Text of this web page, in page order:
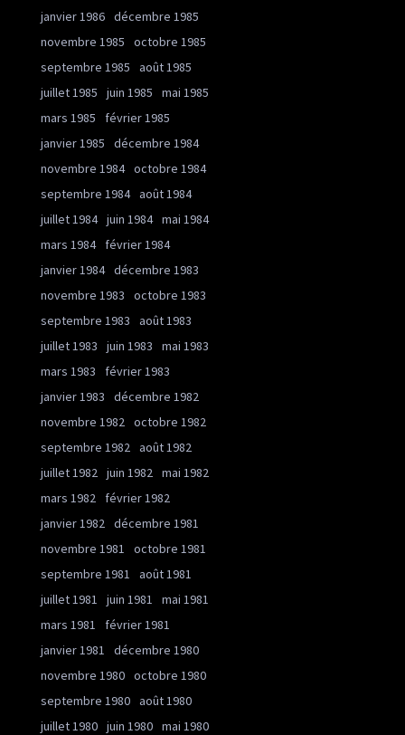
janvier 1986 décembre 1985
novembre 1985
octobre 1985
septembre 1985
août 1985
juillet 1985
juin 1985
mai 1985
mars 1985
février 1985
janvier 1985
décembre 1984
novembre 1984 octobre 1984
septembre 1984 août 1984
juillet 1984 juin 1984 mai 1984
mars 1984
février 1984
janvier 1984 décembre 1983
novembre 1983
octobre 1983
septembre 1983
août 1983
juillet 1983
juin 1983
mai 1983
mars 1983
février 1983
janvier 1983
décembre 1982
novembre 1982 octobre 1982
septembre 1982 août 1982
juillet 1982 juin 1982 mai 1982
mars 1982
février 1982
janvier 1982 décembre 1981
novembre 1981
octobre 1981
septembre 1981
août 1981
juillet 1981
juin 1981
mai 1981
mars 1981
février 1981
janvier 1981
décembre 1980
novembre 1980 octobre 1980
septembre 1980 août 1980
juillet 1980 juin 1980 mai 1980